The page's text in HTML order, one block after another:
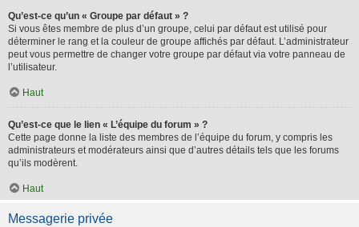
Qu’est-ce qu’un « Groupe par défaut » ?
Si vous êtes membre de plus d’un groupe, celui par défaut est utilisé pour
déterminer le rang et la couleur de groupe affichés par défaut. L’administrateur
peut vous permettre de changer votre groupe par défaut via votre panneau de
l’utilisateur.
Haut
Qu’est-ce que le lien « L’équipe du forum » ?
Cette page donne la liste des membres de l’équipe du forum, y compris les
administrateurs et modérateurs ainsi que d’autres détails tels que les forums
qu’ils modèrent.
Haut
Messagerie privée